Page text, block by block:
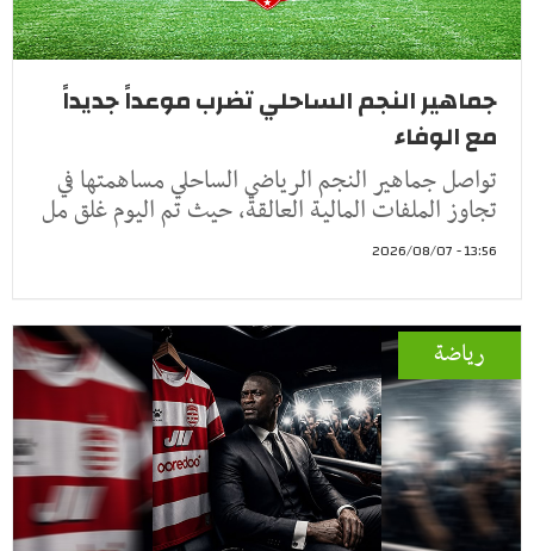
جماهير النجم الساحلي تضرب موعداً جديداً
مع الوفاء
تواصل جماهير النجم الرياضي الساحلي مساهمتها في
تجاوز الملفات المالية العالقة، حيث تم اليوم غلق مل
13:56 - 2026/08/07
رياضة